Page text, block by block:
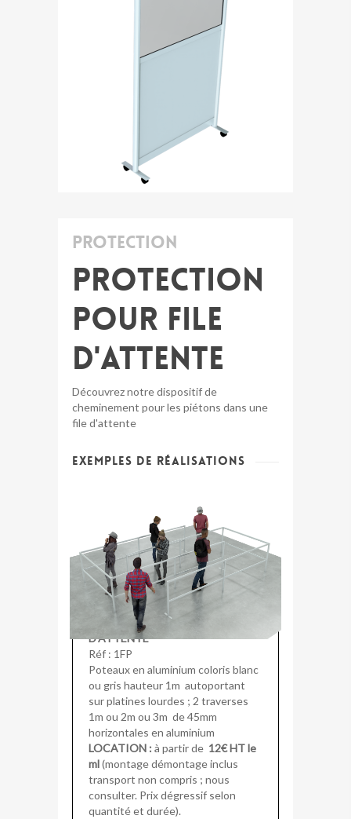
Protection
Protection
pour file
d'attente
Découvrez notre dispositif de
cheminement pour les piétons dans une
file d'attente
Exemples de réalisations
PROTECTION POUR FILE
D’ATTENTE
Réf : 1FP
Poteaux en aluminium coloris blanc
ou gris hauteur 1m autoportant
sur platines lourdes ; 2 traverses
1m ou 2m ou 3m de 45mm
horizontales en aluminium
LOCATION : à partir de 12€ HT le
ml(montage démontage inclus
transport non compris ; nous
consulter. Prix dégressif selon
quantité et durée).